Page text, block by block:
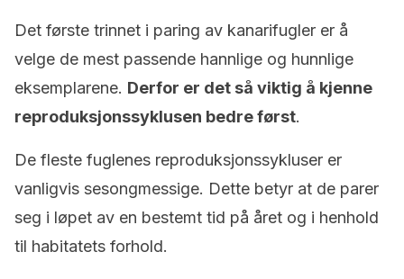
Det første trinnet i paring av kanarifugler er å
velge de mest passende hannlige og hunnlige
eksemplarene. Derfor er det så viktig å kjenne
reproduksjonssyklusen bedre først.
De fleste fuglenes reproduksjonssykluser er
vanligvis sesongmessige. Dette betyr at de parer
seg i løpet av en bestemt tid på året og i henhold
til habitatets forhold.